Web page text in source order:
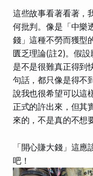
這些故事看著看著，
何批判。像是「中樂
錢」這種不勞而獲型
匱乏理論(註2)。假
是不是很難真正得到
句話，都只像是得不
說我也很希望可以這
正式的許出來，但其
來的，不是真的不想
「開心賺大錢」這
吧！